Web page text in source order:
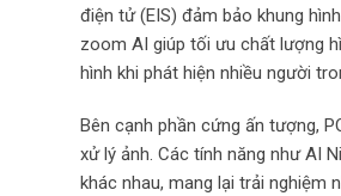
điện tử (EIS) đảm bảo khung
zoom AI giúp tối ưu chất lượng
hình khi phát hiện nhiều người
Bên cạnh phần cứng ấn tượng,
xử lý ảnh. Các tính năng như AI
khác nhau, mang lại trải nghiệm